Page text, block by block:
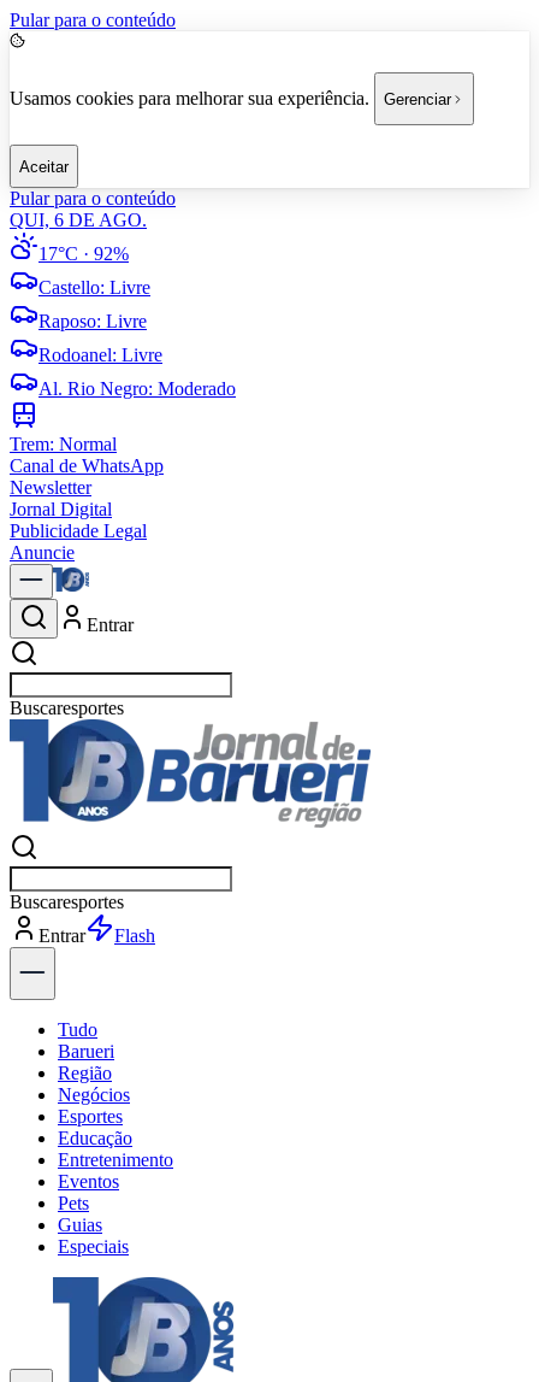
Pular para o conteúdo
Usamos cookies para melhorar sua experiência. Gerenciar
Aceitar
Pular para o conteúdo
QUI, 6 DE AGO.
17°C · 92%
Castello: Livre
Raposo: Livre
Rodoanel: Livre
Al. Rio Negro: Moderado
Trem: Normal
Canal de WhatsApp
Newsletter
Jornal Digital
Publicidade Legal
Anuncie
Entrar
Buscarpolítica
Buscarpolítica
Entrar
Explorar
Tudo
Barueri
Região
Negócios
Esportes
Educação
Entretenimento
Eventos
Pets
Guias
Especiais
Explore Tudo
Últimas Notícias
Previsão do Tempo
Trânsito e Rotas